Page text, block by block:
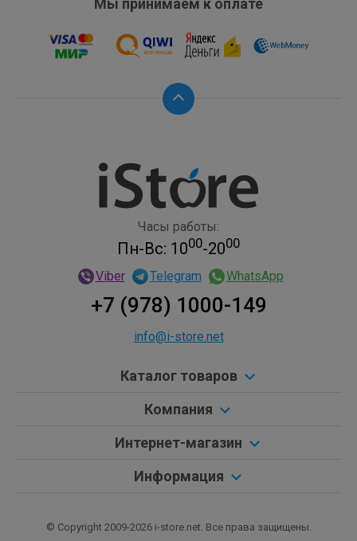
Мы принимаем к оплате
Часы работы:
Пн-Вс: 1000-2000
Viber Telegram WhatsApp
+7 (978) 1000-149
info@i-store.net
Каталог товаров
Компания
Интернет-магазин
Информация
© Copyright 2009-2026 i-store.net. Все права защищены.